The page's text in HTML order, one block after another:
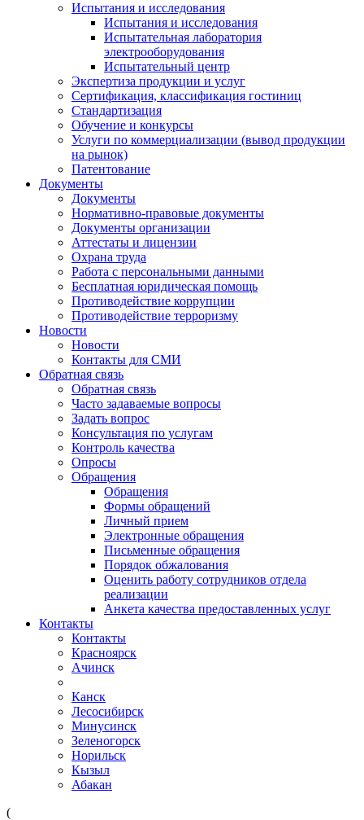
Испытания и исследования
Испытания и исследования
Испытательная лаборатория
электрооборудования
Испытательный центр
Экспертиза продукции и услуг
Сертификация, классификация гостиниц
Стандартизация
Обучение и конкурсы
Услуги по коммерциализации (вывод продукции
на рынок)
Патентование
Документы
Документы
Нормативно-правовые документы
Документы организации
Аттестаты и лицензии
Охрана труда
Работа с персональными данными
Бесплатная юридическая помощь
Противодействие коррупции
Противодействие терроризму
Новости
Новости
Контакты для СМИ
Обратная связь
Обратная связь
Часто задаваемые вопросы
Задать вопрос
Консультация по услугам
Контроль качества
Опросы
Обращения
Обращения
Формы обращений
Личный прием
Электронные обращения
Письменные обращения
Порядок обжалования
Оценить работу сотрудников отдела
реализации
Анкета качества предоставленных услуг
Контакты
Контакты
Красноярск
Ачинск
Канск
Лесосибирск
Минусинск
Зеленогорск
Норильск
Кызыл
Абакан
(